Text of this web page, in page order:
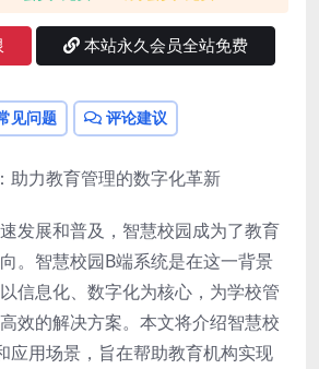
本站永久会员全站免费
见问题 评论建议
助力教育管理的数字化革新
发展和普及，智慧校园成为了教育
。智慧校园B端系统是在这一背景
信息化、数字化为核心，为学校管
效的解决方案。本文将介绍智慧校
应用场景，旨在帮助教育机构实现